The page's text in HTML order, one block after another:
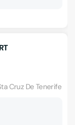
Cruz De Tenerife